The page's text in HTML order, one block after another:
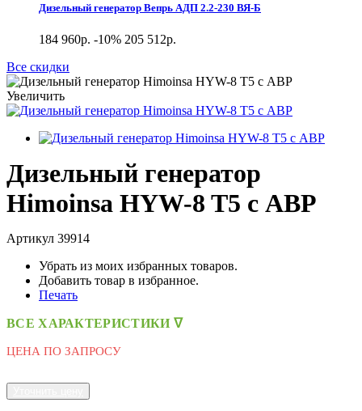
Дизельный генератор Вепрь АДП 2.2-230 ВЯ-Б
184 960р. -10% 205 512р.
Все скидки
Увеличить
Дизельный генератор
Himoinsa HYW-8 T5 с АВР
Артикул 39914
Убрать из моих избранных товаров.
Добавить товар в избранное.
Печать
ВСЕ ХАРАКТЕРИСТИКИ ᐁ
ЦЕНА ПО ЗАПРОСУ